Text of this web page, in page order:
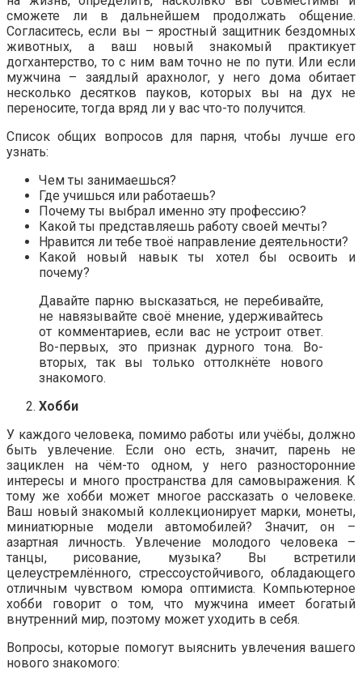
сможете ли в дальнейшем продолжать общение.
Согласитесь, если вы – яростный защитник бездомных
животных, а ваш новый знакомый практикует
догхантерство, то с ним вам точно не по пути. Или если
мужчина – заядлый арахнолог, у него дома обитает
несколько десятков пауков, которых вы на дух не
переносите, тогда вряд ли у вас что-то получится.
Список общих вопросов для парня, чтобы лучше его
узнать:
Чем ты занимаешься?
Где учишься или работаешь?
Почему ты выбрал именно эту профессию?
Какой ты представляешь работу своей мечты?
Нравится ли тебе твоё направление деятельности?
Какой новый навык ты хотел бы освоить и
почему?
Давайте парню высказаться, не перебивайте,
не навязывайте своё мнение, удерживайтесь
от комментариев, если вас не устроит ответ.
Во-первых, это признак дурного тона. Во-
вторых, так вы только оттолкнёте нового
знакомого.
Хобби
У каждого человека, помимо работы или учёбы, должно
быть увлечение. Если оно есть, значит, парень не
зациклен на чём-то одном, у него разносторонние
интересы и много пространства для самовыражения. К
тому же хобби может многое рассказать о человеке.
Ваш новый знакомый коллекционирует марки, монеты,
миниатюрные модели автомобилей? Значит, он –
азартная личность. Увлечение молодого человека –
танцы, рисование, музыка? Вы встретили
целеустремлённого, стрессоустойчивого, обладающего
отличным чувством юмора оптимиста. Компьютерное
хобби говорит о том, что мужчина имеет богатый
внутренний мир, поэтому может уходить в себя.
Вопросы, которые помогут выяснить увлечения вашего
нового знакомого: